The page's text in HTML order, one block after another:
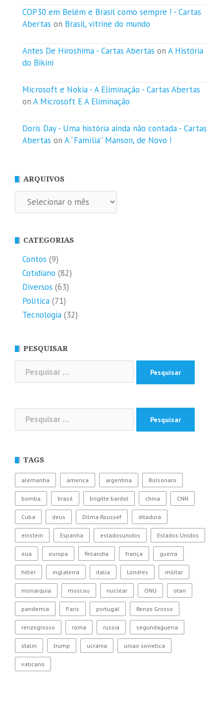
COP30 em Belém e Brasil como sempre ! - Cartas
Abertas on Brasil, vitrine do mundo
Antes De Hiroshima - Cartas Abertas on A História
do Bikini
Microsoft e Nokia - A Eliminação - Cartas Abertas
on A Microsoft E A Eliminação
Doris Day - Uma história ainda não contada - Cartas
Abertas on A “Família” Manson, de Novo !
ARQUIVOS
Arquivos
CATEGORIAS
Contos (9)
Cotidiano (82)
Diversos (63)
Política (71)
Tecnologia (32)
PESQUISAR
por:
Pesquisar
por:
TAGS
alemanha america argentina Bolsonaro
bomba brasil brigitte bardot china CNN
Cuba deus Dilma Roussef ditadura
einstein Espanha estadosunidos Estados Unidos
eua europa finlandia frança guerra
hitler inglaterra italia Londres militar
monarquia moscou nuclear ONU otan
pandemia Paris portugal Renzo Grosso
renzogrosso roma russia segundaguerra
stalin trump ucrania uniao sovietica
vaticano